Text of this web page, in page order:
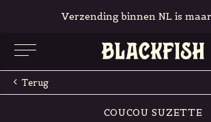
Verzending binnen NL is
Terug
COUCOU SUZETTE